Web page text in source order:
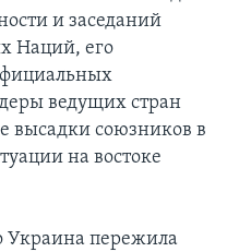
и заседаний
Наций, его
ведущих стран
высадки союзников в
на востоке
Украина пережила